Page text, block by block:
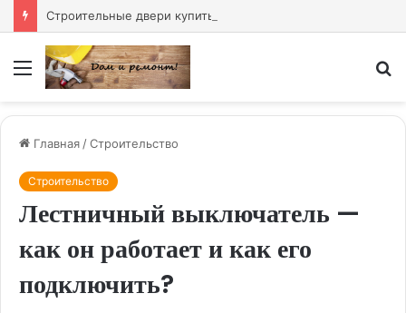
Меню
Главная/Строительство
Строительство
Лестничный выключатель —
как он работает и как его
подключить?